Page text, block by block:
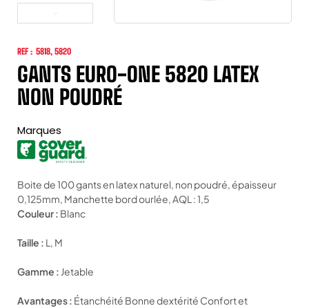
REF : 5818, 5820
GANTS EURO-ONE 5820 LATEX
NON POUDRÉ
Marques
Boite de 100 gants en latex naturel, non poudré, épaisseur
0,125mm, Manchette bord ourlée, AQL : 1,5
Couleur : Blanc
Taille : L, M
Gamme : Jetable
Avantages : Étanchéité Bonne dextérité Confort et